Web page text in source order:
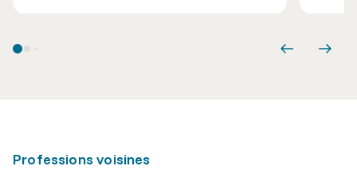
Professions voisines